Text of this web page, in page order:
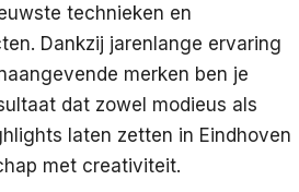
technieken en
Dankzij jarenlange ervaring
merken ben je
dat zowel modieus als
laten zetten in Eindhoven
met creativiteit.